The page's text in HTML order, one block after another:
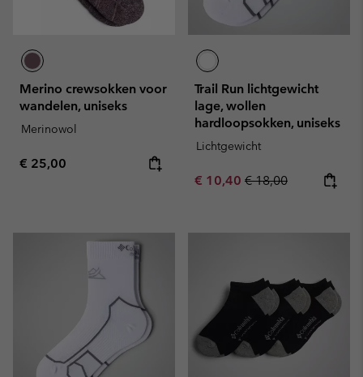
Merino crewsokken voor
wandelen, uniseks
Merinowol
Regular price:
€ 25,00
Trail Run lichtgewicht
lage, wollen
hardloopsokken, uniseks
Lichtgewicht
Sale price:
€ 10,40 Regular price:
€ 18,00